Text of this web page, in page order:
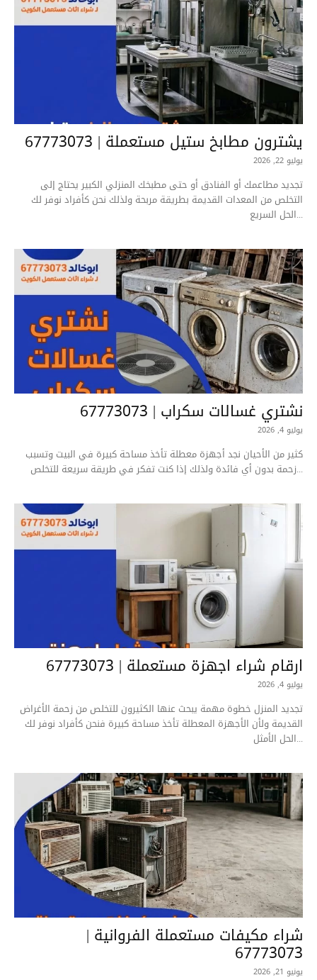
يشترون مطابخ ستيل مستعملة | 67773073
يوليو 22, 2026
تجديد مطاعمك أو الفنادق أو حتى مطبخك المنزلي الكبير يحتاج إلى
التخلص من المعدات القديمة بطريقة مربحة ولذلك نحن كأفراد نوفر لك
الحل السريع...
نشتري غسالات سكراب | 67773073
يوليو 4, 2026
كثير من الأحيان نجد أجهزة معطلة تأخذ مساحة كبيرة في البيت وتسبب
زحمة بدون أي فائدة ولذلك إذا كنت تفكر في طريقة سريعة للتخلص...
ارقام شراء اجهزة مستعملة | 67773073
يوليو 4, 2026
تجديد المنزل خطوة مهمة يبحث عنها الكثيرون للتخلص من زحمة الأغراض
القديمة ولأن الأجهزة المعطلة تأخذ مساحة كبيرة فنحن كأفراد نوفر لك
الحل الأمثل...
شراء مكيفات مستعملة الفروانية |
67773073
يونيو 21, 2026